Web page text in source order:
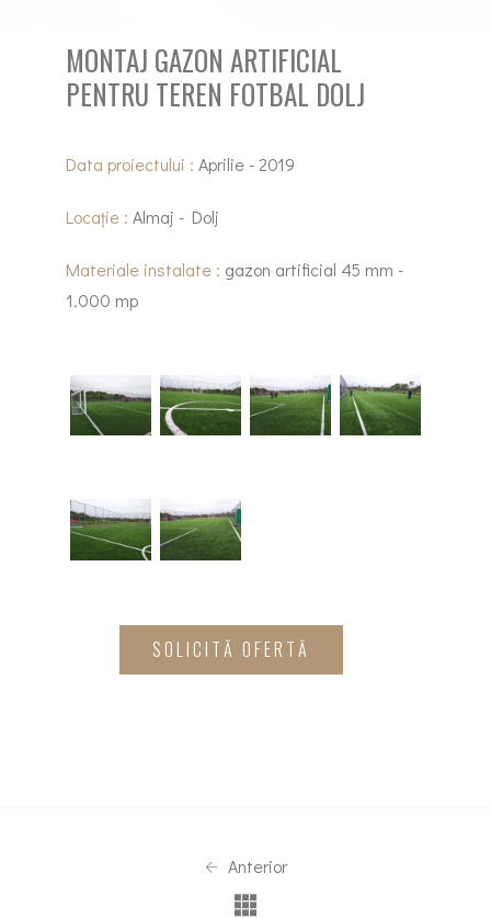
MONTAJ GAZON ARTIFICIAL
PENTRU TEREN FOTBAL DOLJ
Data proiectului : Aprilie - 2019
Locație : Almaj - Dolj
Materiale instalate : gazon artificial 45 mm -
1.000 mp
SOLICITĂ OFERTĂ
Anterior